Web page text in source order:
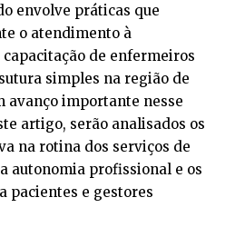
envolve práticas que
o atendimento à
de enfermeiros
simples na região de
avanço importante nesse
artigo, serão analisados os
na rotina dos serviços de
autonomia profissional e os
pacientes e gestores